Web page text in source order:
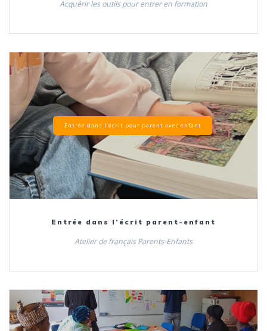
Acquérir les outils pour entrer en formation
Entrée dans l’écrit pour parent avec enfant
Entrée dans l’écrit parent-enfant
Atelier de français Parents-Enfants